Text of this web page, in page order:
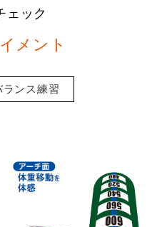
ェック
メント
ランス練習